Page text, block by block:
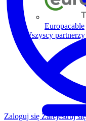
Europacable
Wszyscy partnerzy
Zaloguj się Zarejestruj się